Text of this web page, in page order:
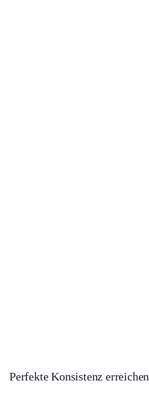
Perfekte Konsistenz erreichen